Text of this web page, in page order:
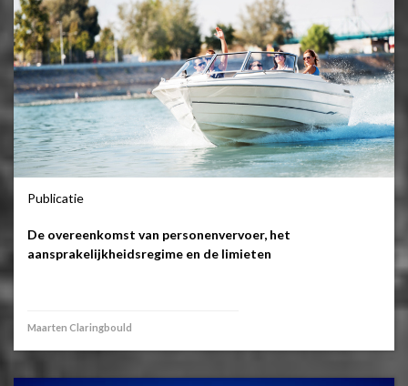
Publicatie
De overeenkomst van personenvervoer, het
aansprakelijkheidsregime en de limieten
Maarten Claringbould